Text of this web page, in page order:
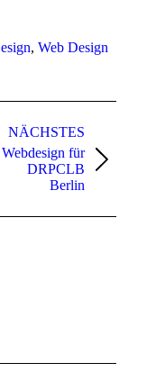
, Web Design
NÄCHSTES
Webdesign für
DRPCLB
Berlin